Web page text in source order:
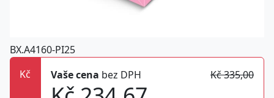
BX.A4160-PI25
Kč
Vaše cena bez DPH Kč 335,00